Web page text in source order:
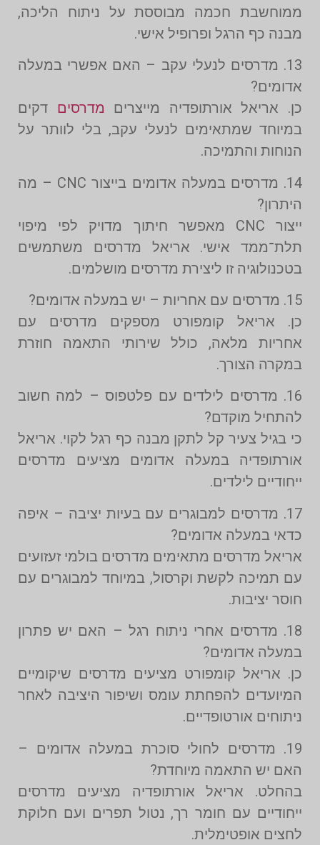
ממוחשבת חכמה מבוססת על ניתוח הליכה,
מבנה כף הרגל ופרופיל אישי.
13. מדרסים לנעלי עקב – האם אפשרי במעלה
אדומים?
כן. אריאל אורתופדיה מייצרים מדרסים דקים
במיוחד שמתאימים לנעלי עקב, בלי לוותר על
הנוחות והתמיכה.
14. מדרסים במעלה אדומים בייצור CNC – מה
היתרון?
ייצור CNC מאפשר חיתוך מדויק לפי מיפוי
תלת־ממד אישי. אריאל מדרסים משתמשים
בטכנולוגיה זו ליצירת מדרסים מושלמים.
15. מדרסים עם אחריות – יש במעלה אדומים?
כן. אריאל קומפורט מספקים מדרסים עם
אחריות מלאה, כולל שירותי התאמה חוזרת
במקרה הצורך.
16. מדרסים לילדים עם פלטפוס – למה חשוב
להתחיל מוקדם?
כי בגיל צעיר קל לתקן מבנה כף רגל לקוי. אריאל
אורתופדיה במעלה אדומים מציעים מדרסים
ייחודיים לילדים.
17. מדרסים למבוגרים עם בעיות יציבה – איפה
כדאי במעלה אדומים?
אריאל מדרסים מתאימים מדרסים בולמי זעזועים
עם תמיכה לקשת וקרסול, במיוחד למבוגרים עם
חוסר יציבות.
18. מדרסים אחרי ניתוח רגל – האם יש פתרון
במעלה אדומים?
כן. אריאל קומפורט מציעים מדרסים שיקומיים
המיועדים להפחתת עומס ושיפור היציבה לאחר
ניתוחים אורטופדיים.
19. מדרסים לחולי סוכרת במעלה אדומים –
האם יש התאמה מיוחדת?
בהחלט. אריאל אורתופדיה מציעים מדרסים
ייחודיים עם חומר רך, נטול תפרים ועם חלוקת
לחצים אופטימלית.